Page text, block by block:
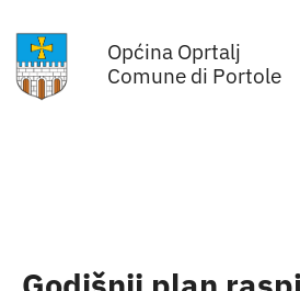
content
Općina Oprtalj
Comune di Portole
Sa sjednica vijeća